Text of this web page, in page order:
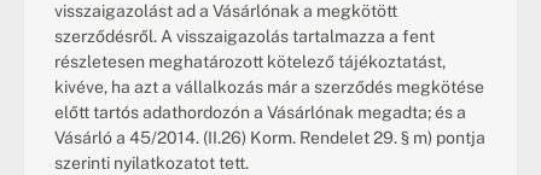
visszaigazolást ad a Vásárlónak a megkötött
szerződésről. A visszaigazolás tartalmazza a fent
részletesen meghatározott kötelező tájékoztatást,
kivéve, ha azt a vállalkozás már a szerződés megkötése
előtt tartós adathordozón a Vásárlónak megadta; és a
Vásárló a 45/2014. (II.26) Korm. Rendelet 29. § m) pontja
szerinti nyilatkozatot tett.